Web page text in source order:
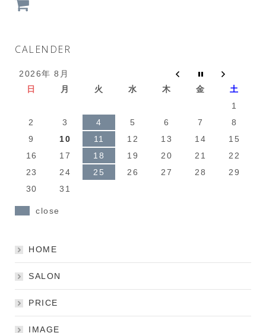
CALENDER
2026年 8月
日
月 火 水 木 金
土
1
2
3 4 5 6 7
8
9
10 11 12 13 14
15
16
17 18 19 20 21
22
23
24 25 26 27 28
29
30
31
close
HOME
SALON
PRICE
IMAGE